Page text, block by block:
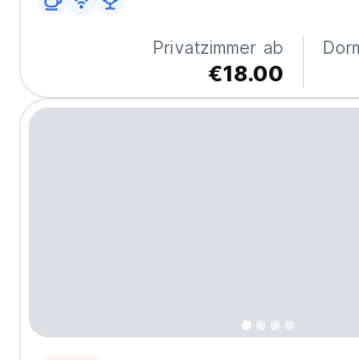
Privatzimmer ab
€18.00